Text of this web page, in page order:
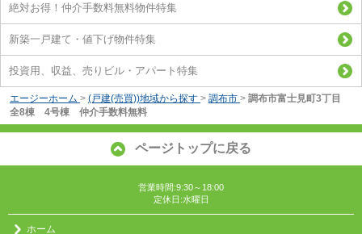
絶対お得！仲介手数料無料物件特集
新築一戸建て・値下げ物件特集
投資用、収益、売りビル・アパート特集
エージーホーム > (戸建(売買))地域から探す > 調布市 > 調布市富士見町3丁目
全8棟 4号棟 仲介手数料無料
ページトップに戻る
営業時間:9:30～18:00
定休日:水曜日
ホーム